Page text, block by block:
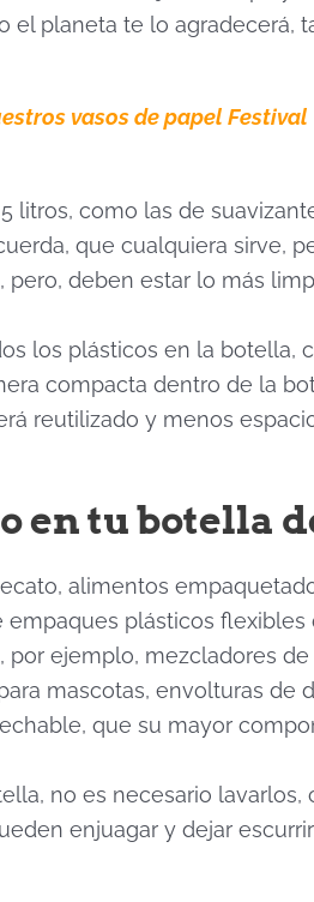
el planeta te lo agradecerá,
vasos de papel Festival
litros, como las de
que cualquiera sirve,
pero, deben estar lo más
los plásticos en la
compacta dentro de la
reutilizado y menos
en tu botella
alimentos
empaques plásticos
por ejemplo, mezcladores
mascotas, envolturas
que su mayor
no es necesario
enjuagar y dejar